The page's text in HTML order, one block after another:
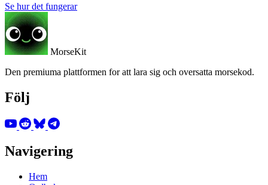
Se hur det fungerar
MorseKit
Den premiuma plattformen for att lara sig och oversatta morsekod.
Följ
Navigering
Hem